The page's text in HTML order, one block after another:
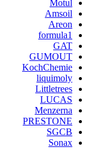
Motul
Amsoil
Areon
formula1
GAT
GUMOUT
KochChemie
liquimoly
Littletrees
LUCAS
Menzerna
PRESTONE
SGCB
Sonax